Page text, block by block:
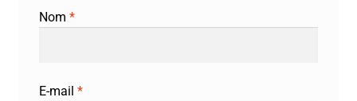
Nom *
E-mail *